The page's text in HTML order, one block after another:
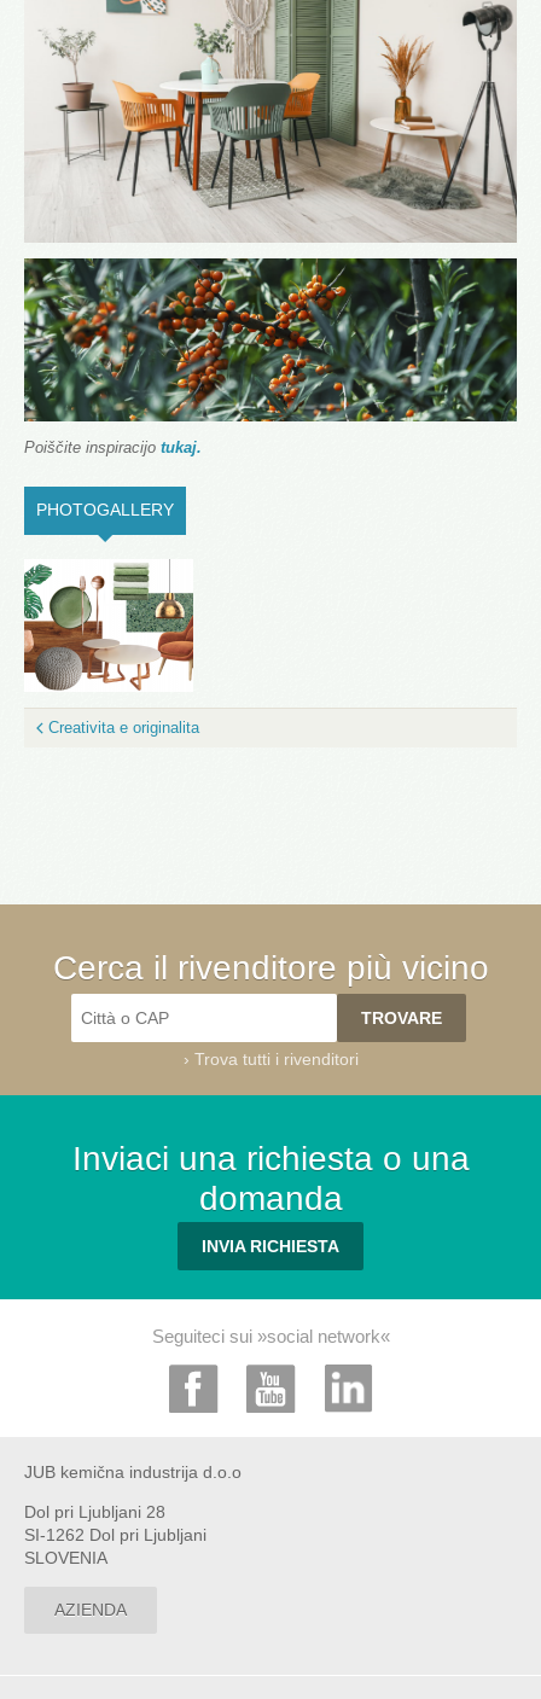
Poiščite inspiracijo tukaj.
PHOTOGALLERY
Creativita e originalita
Cerca il rivenditore più vicino
› Trova tutti i rivenditori
Inviaci una richiesta o una
domanda
INVIA RICHIESTA
Seguiteci sui »social network«
JUB kemična industrija d.o.o
Dol pri Ljubljani 28
SI-1262 Dol pri Ljubljani
SLOVENIA
AZIENDA